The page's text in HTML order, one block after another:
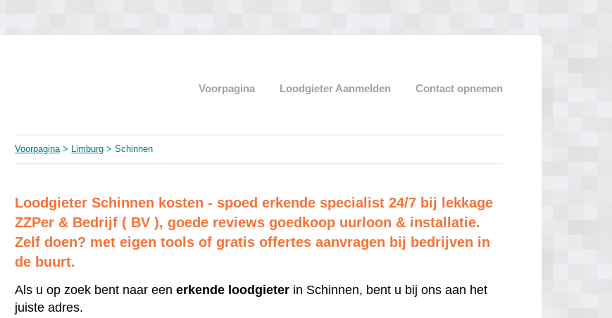
Voorpagina Loodgieter Aanmelden Contact opnemen
Voorpagina> Limburg > Schinnen
Loodgieter Schinnen kosten - spoed erkende specialist 24/7 bij lekkage
ZZPer & Bedrijf ( BV ), goede reviews goedkoop uurloon & installatie.
Zelf doen? met eigen tools of gratis offertes aanvragen bij bedrijven in
de buurt.
Als u op zoek bent naar eenerkende loodgieter in Schinnen, bent u bij ons aan het
juiste adres.